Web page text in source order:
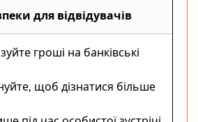
для відвідувачів
гроші на банківські
щоб дізнатися більше